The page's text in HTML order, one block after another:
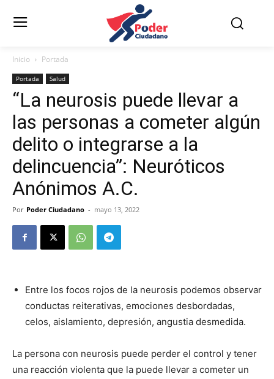
Inicio Portada
Portada Salud
“La neurosis puede llevar a
las personas a cometer algún
delito o integrarse a la
delincuencia”: Neuróticos
Anónimos A.C.
Por Poder Ciudadano - mayo 13, 2022
Entre los focos rojos de la neurosis podemos observar
conductas reiterativas, emociones desbordadas,
celos, aislamiento, depresión, angustia desmedida.
La persona con neurosis puede perder el control y tener
una reacción violenta que la puede llevar a cometer un